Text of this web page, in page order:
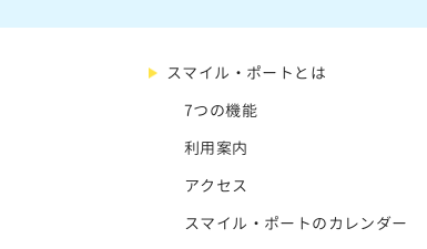
スマイル・ポートとは
7つの機能
利用案内
アクセス
スマイル・ポートのカレンダー